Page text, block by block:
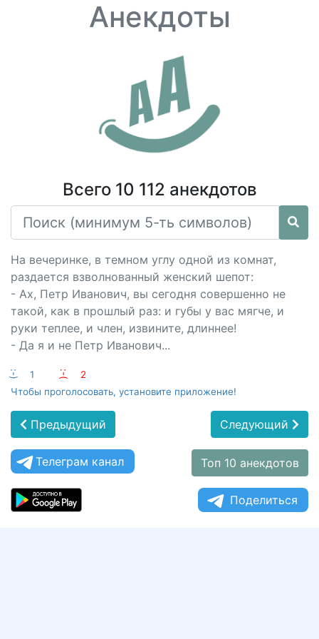
Анекдоты
Всего 10 112 анекдотов
На вечеринке, в темном углу одной из комнат,
раздается взволнованный женский шепот:
- Ах, Петр Иванович, вы сегодня совершенно не
такой, как в прошлый раз: и губы у вас мягче, и
руки теплее, и член, извините, длиннее!
- Да я и не Петр Иванович...
:-) 1 :-(
2
Чтобы проголосовать, установите приложение!
Предыдущий Следующий
Телеграм канал Топ 10 анекдотов
Поделиться